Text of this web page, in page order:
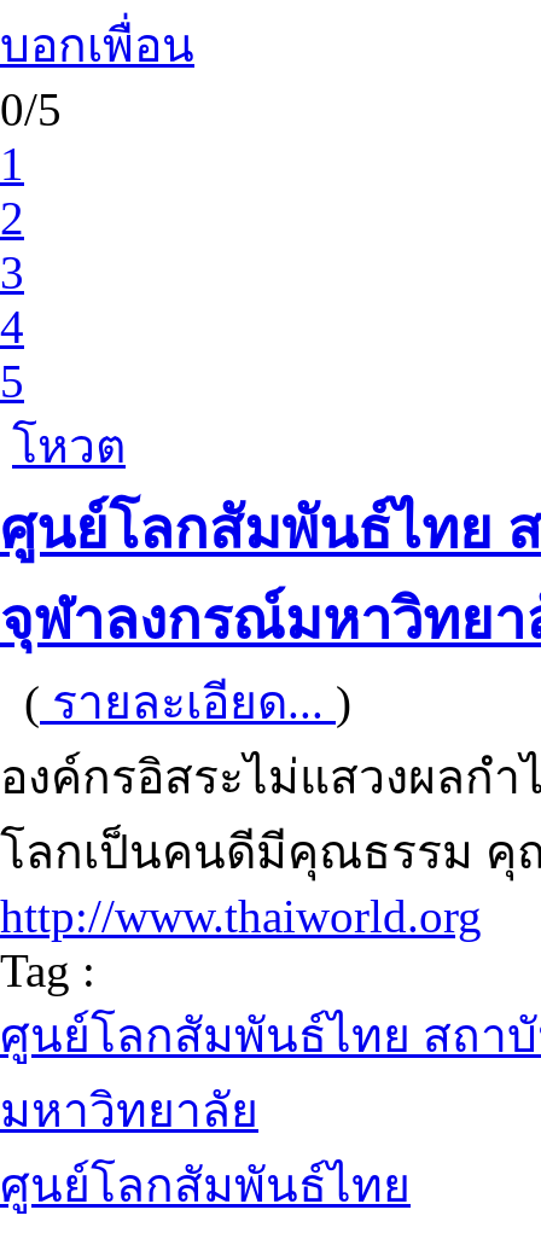
บอกเพื่อน
0/5
1
2
3
4
5
โหวต
ศูนย์โลกสัมพันธ์ไทย
จุฬาลงกรณ์มหาวิทยา
( รายละเอียด... )
องค์กรอิสระไม่แสวงผลกำ
โลกเป็นคนดีมีคุณธรรม
http://www.thaiworld.org
Tag :
ศูนย์โลกสัมพันธ์ไทย สถา
มหาวิทยาลัย
ศูนย์โลกสัมพันธ์ไทย